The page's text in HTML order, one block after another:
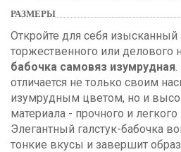
РАЗМЕРЫ
Откройте для себя
торжественного или делового
бабочка самовяз изумрудная.
отличается не только своим
изумрудным цветом, но и
материала - прочного и легкого
Элегантный галстук-бабочка
тонкие вкусы и завершит